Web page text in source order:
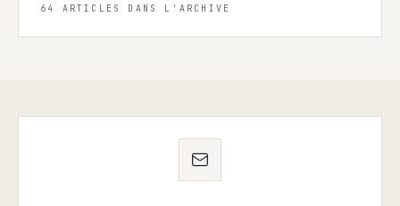
64 ARTICLES DANS L'ARCHIVE